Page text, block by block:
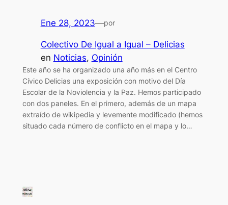
Ene 28, 2023—por
Colectivo De Igual a Igual – Delicias
en Noticias, Opinión
Este año se ha organizado una año más en el Centro
Cívico Delicias una exposición con motivo del Día
Escolar de la Noviolencia y la Paz. Hemos participado
con dos paneles. En el primero, además de un mapa
extraído de wikipedia y levemente modificado (hemos
situado cada número de conflicto en el mapa y lo…